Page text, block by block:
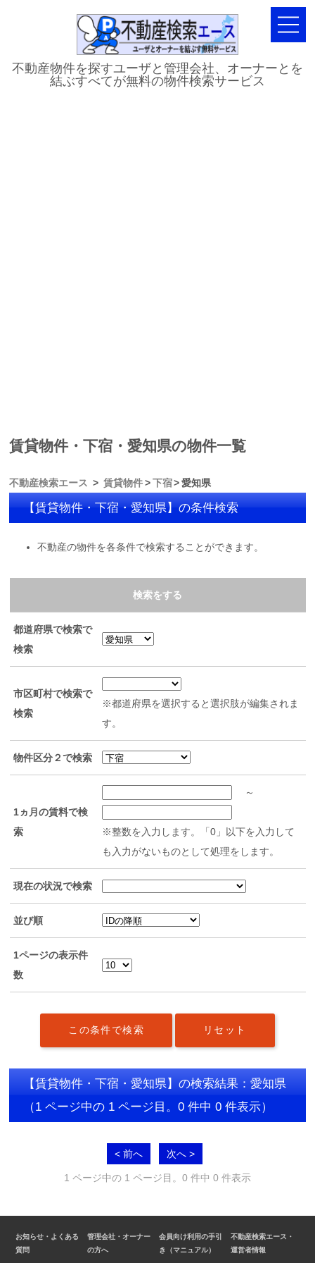
不動産物件を探すユーザと管理会社、オーナーとを
結ぶすべてが無料の物件検索サービス
賃貸物件・下宿・愛知県の物件一覧
不動産検索エース 賃貸物件 下宿 愛知県
【賃貸物件・下宿・愛知県】の条件検索
不動産の物件を各条件で検索することができます。
検索をする
都道府県で検索で
検索
市区町村で検索で
検索
※都道府県を選択すると選択肢が編集されま
す。
物件区分２で検索
1ヵ月の賃料で検
索
～
※整数を入力します。「0」以下を入力して
も入力がないものとして処理をします。
現在の状況で検索
並び順
1ページの表示件
数
【賃貸物件・下宿・愛知県】の検索結果：愛知県
（1 ページ中の 1 ページ目。0 件中 0 件表示）
< 前へ 次へ >
1 ページ中の 1 ページ目。0 件中 0 件表示
お知らせ・よくある
質問
管理会社・オーナー
の方へ
会員向け利用の手引
き（マニュアル）
不動産検索エース・
運営者情報